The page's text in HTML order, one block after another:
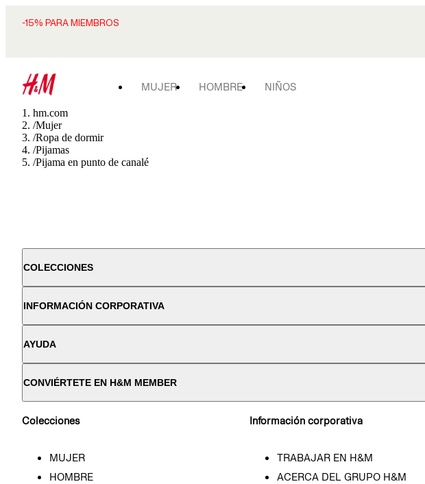
-15% PARA MIEMBROS
MUJER HOMBRE NIÑOS
hm.com
/Mujer
/Ropa de dormir
/Pijamas
/Pijama en punto de canalé
COLECCIONES
INFORMACIÓN CORPORATIVA
AYUDA
CONVIÉRTETE EN H&M MEMBER
Colecciones
MUJER
HOMBRE
Información corporativa
TRABAJAR EN H&M
ACERCA DEL GRUPO H&M